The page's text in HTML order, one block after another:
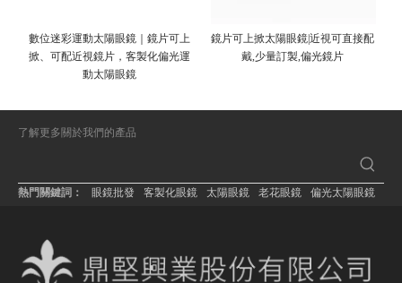
數位迷彩運動太陽眼鏡｜鏡片可上
掀、可配近視鏡片，客製化偏光運
動太陽眼鏡
鏡片可上掀太陽眼鏡|近視可直接配
戴,少量訂製,偏光鏡片
了解更多關於我們的產品
熱門關鍵詞： 眼鏡批發 客製化眼鏡 太陽眼鏡 老花眼鏡 偏光太陽眼鏡